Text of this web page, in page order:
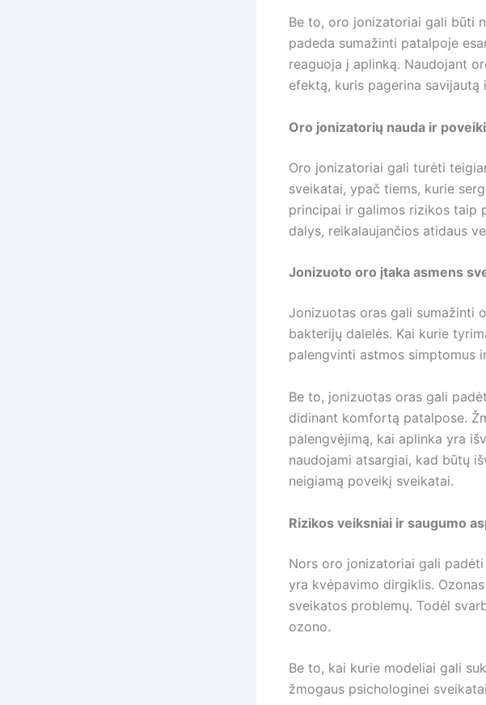
Be to, oro jonizatoriai gali būti
padeda sumažinti patalpoje
reaguoja į aplinką. Naudojant
efektą, kuris pagerina savijautą
Oro jonizatorių nauda ir
Oro jonizatoriai gali turėti
sveikatai, ypač tiems, kurie
principai ir galimos rizikos taip
dalys, reikalaujančios atidaus
Jonizuoto oro įtaka asmens
Jonizuotas oras gali sumažinti
bakterijų dalelės. Kai kurie
palengvinti astmos simptomus
Be to, jonizuotas oras gali
didinant komfortą patalpose.
palengvėjimą, kai aplinka yra
naudojami atsargiai, kad būtų
neigiamą poveikį sveikatai.
Rizikos veiksniai ir saugumo
Nors oro jonizatoriai gali
yra kvėpavimo dirgiklis.
sveikatos problemų. Todėl
ozono.
Be to, kai kurie modeliai gali
žmogaus psichologinei